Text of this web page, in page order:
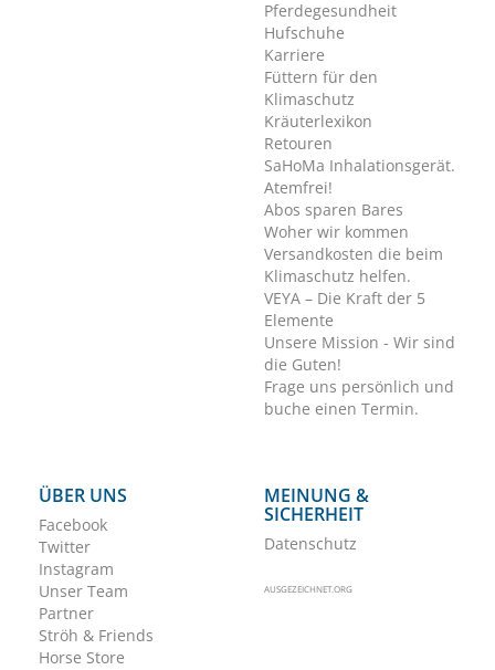
Pferdegesundheit
Hufschuhe
Karriere
Füttern für den
Klimaschutz
Kräuterlexikon
Retouren
SaHoMa Inhalationsgerät.
Atemfrei!
Abos sparen Bares
Woher wir kommen
Versandkosten die beim
Klimaschutz helfen.
VEYA – Die Kraft der 5
Elemente
Unsere Mission - Wir sind
die Guten!
Frage uns persönlich und
buche einen Termin.
ÜBER UNS
Facebook
Twitter
Instagram
Unser Team
Partner
Ströh & Friends
Horse Store
MEINUNG &
SICHERHEIT
Datenschutz
AUSGEZEICHNET.ORG